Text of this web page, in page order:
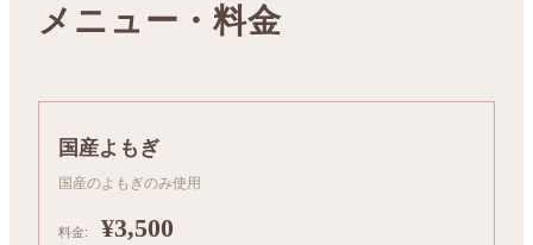
メニュー・料金
国産よもぎ
国産のよもぎのみ使用
¥3,500